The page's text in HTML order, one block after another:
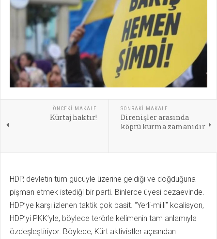
ÖNCEKI MAKALE
Kürtaj haktır!
SONRAKI MAKALE
Direnişler arasında
köprü kurma zamanıdır
HDP, devletin tüm gücüyle üzerine geldiği ve doğduğuna
pişman etmek istediği bir parti. Binlerce üyesi cezaevinde.
HDP’ye karşı izlenen taktik çok basit. “Yerli-milli” koalisyon,
HDP’yi PKK’yle, böylece terörle kelimenin tam anlamıyla
özdeşleştiriyor. Böylece, Kürt aktivistler açısından